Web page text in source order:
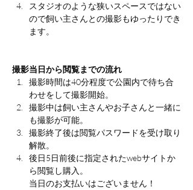
スタジオのような狭いスペースではない
ので飼い主さんとの撮影もゆったりでき
ます。
撮影当日から閲覧までの流れ
撮影時間は40分程度で公園内で待ち合
わせをして撮影開始。
撮影中は飼い主さんやお子さんと一緒に
も撮影が可能。
撮影終了後は閲覧パスワードを受け取り
解散。
後日5日前後に指定されたwebサイトか
ら閲覧し購入。
当日のお支払いはございません！